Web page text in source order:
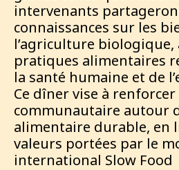
intervenants
connaissances sur les
l’agriculture biologique,
pratiques alimentaires
la santé humaine et de
Ce dîner vise à renforcer
communautaire autour
alimentaire durable, en
valeurs portées par le
international Slow Food